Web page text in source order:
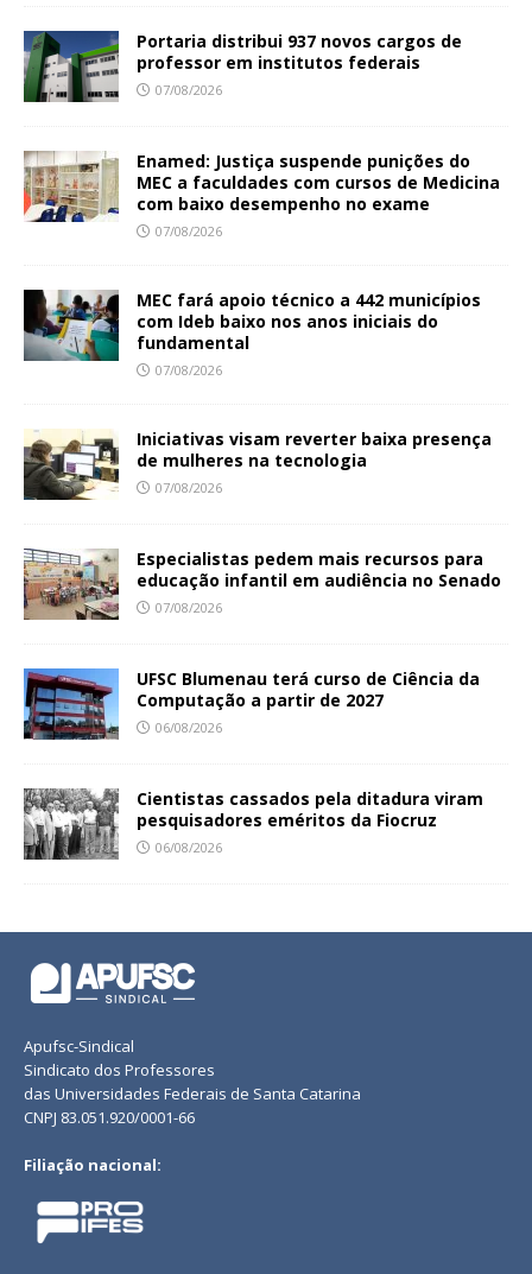
Portaria distribui 937 novos cargos de
professor em institutos federais
07/08/2026
Enamed: Justiça suspende punições do
MEC a faculdades com cursos de Medicina
com baixo desempenho no exame
07/08/2026
MEC fará apoio técnico a 442 municípios
com Ideb baixo nos anos iniciais do
fundamental
07/08/2026
Iniciativas visam reverter baixa presença
de mulheres na tecnologia
07/08/2026
Especialistas pedem mais recursos para
educação infantil em audiência no Senado
07/08/2026
UFSC Blumenau terá curso de Ciência da
Computação a partir de 2027
06/08/2026
Cientistas cassados pela ditadura viram
pesquisadores eméritos da Fiocruz
06/08/2026
Apufsc-Sindical
Sindicato dos Professores
das Universidades Federais de Santa Catarina
CNPJ 83.051.920/0001-66
Filiação nacional: